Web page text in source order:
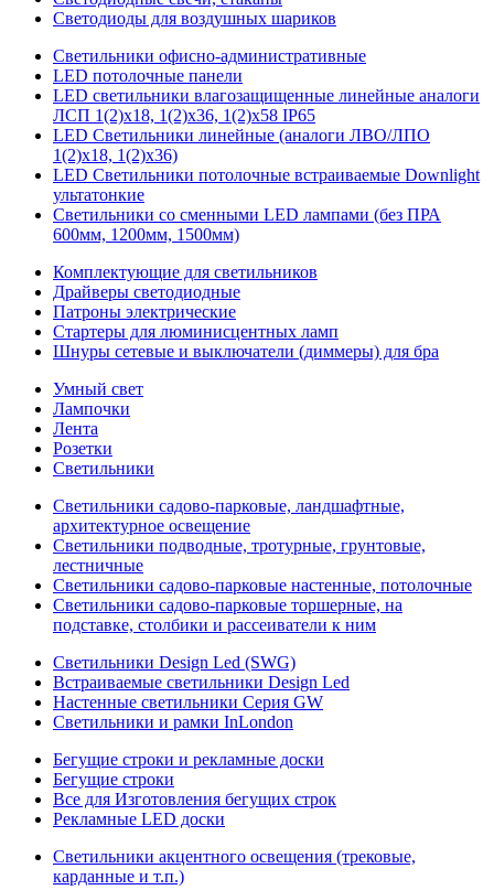
Светодиоды для воздушных шариков
Светильники офисно-административные
LED потолочные панели
LED светильники влагозащищенные линейные аналоги
ЛСП 1(2)х18, 1(2)х36, 1(2)х58 IP65
LED Светильники линейные (аналоги ЛВО/ЛПО
1(2)х18, 1(2)х36)
LED Светильники потолочные встраиваемые Downlight
ультатонкие
Светильники со сменными LED лампами (без ПРА
600мм, 1200мм, 1500мм)
Комплектующие для светильников
Драйверы светодиодные
Патроны электрические
Стартеры для люминисцентных ламп
Шнуры сетевые и выключатели (диммеры) для бра
Умный свет
Лампочки
Лента
Розетки
Светильники
Светильники садово-парковые, ландшафтные,
архитектурное освещение
Светильники подводные, тротурные, грунтовые,
лестничные
Светильники садово-парковые настенные, потолочные
Светильники садово-парковые торшерные, на
подставке, столбики и рассеиватели к ним
Светильники Design Led (SWG)
Встраиваемые светильники Design Led
Настенные светильники Серия GW
Светильники и рамки InLondon
Бегущие строки и рекламные доски
Бегущие строки
Все для Изготовления бегущих строк
Рекламные LED доски
Светильники акцентного освещения (трековые,
карданные и т.п.)